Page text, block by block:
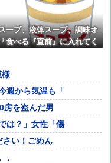
ープ、液体スープ、調味オ
食べる『直前』に入れてく
様
週から気温も「
房を盗んだ男
は？」女性「傷
さい！ごめん
、